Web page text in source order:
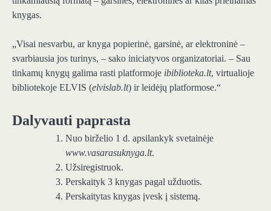
knygas.
„Visai nesvarbu, ar knyga popierinė, garsinė, ar elektroninė –
svarbiausia jos turinys, – sako iniciatyvos organizatoriai. – Sau
tinkamų knygų galima rasti platformoje ibiblioteka.lt, virtualioje
bibliotekoje ELVIS (elvislab.lt) ir leidėjų platformose.“
Dalyvauti paprasta
Nuo birželio 1 d. apsilankyk svetainėje
www.vasarasuknyga.lt.
Užsiregistruok.
Perskaityk 3 knygas pagal užduotis.
Perskaitytas knygas įvesk į sistemą.